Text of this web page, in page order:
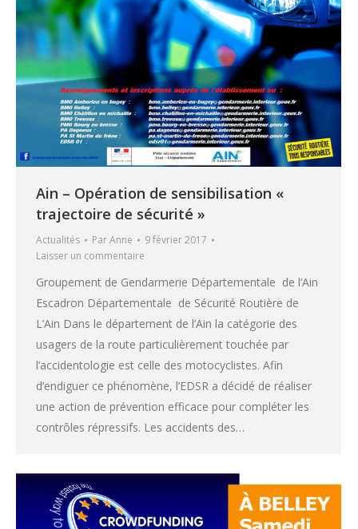
Ain – Opération de sensibilisation «
trajectoire de sécurité »
Actualités ParAnne
9 février 2017
Laisser un commentaire
Groupement de Gendarmerie Départementale de l’Ain
Escadron Départementale de Sécurité Routière de
L’Ain Dans le département de l’Ain la catégorie des
usagers de la route particulièrement touchée par
l’accidentologie est celle des motocyclistes. Afin
d’endiguer ce phénomène, l’EDSR a décidé de réaliser
une action de prévention efficace pour compléter les
contrôles répressifs. Les accidents des…